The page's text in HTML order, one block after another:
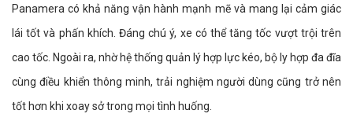
Panamera có khả năng vận hành mạnh mẽ và mang lại cảm giác
lái tốt và phấn khích. Đáng chú ý, xe có thể tăng tốc vượt trội trên
cao tốc. Ngoài ra, nhờ hệ thống quản lý hợp lực kéo, bộ ly hợp đa đĩa
cùng điều khiển thông minh, trải nghiệm người dùng cũng trở nên
tốt hơn khi xoay sở trong mọi tình huống.